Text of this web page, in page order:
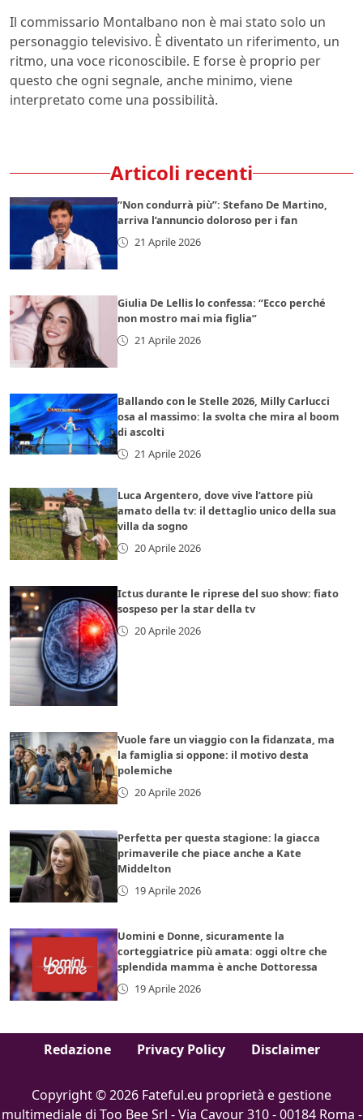
Il commissario Montalbano non è mai stato solo un
personaggio televisivo. È diventato un riferimento, un
ritmo, una voce riconoscibile. E forse è proprio per
questo che ogni segnale, anche minimo, viene
interpretato come una possibilità.
Articoli recenti
“Non condurrà più”: Stefano De Martino,
arriva l’annuncio doloroso per i fan
21 Aprile 2026
Giulia De Lellis lo confessa: “Ecco perché
non mostro mai mia figlia”
21 Aprile 2026
Ballando con le Stelle 2026, Milly Carlucci
osa al massimo: la svolta che mira al boom
di ascolti
21 Aprile 2026
Luca Argentero, dove vive l’attore più
amato della tv: il dettaglio unico della sua
villa da sogno
20 Aprile 2026
Ictus durante le riprese del suo show: fiato
sospeso per la star della tv
20 Aprile 2026
Vuole fare un viaggio con la fidanzata, ma
la famiglia si oppone: il motivo desta
polemiche
20 Aprile 2026
Perfetta per questa stagione: la giacca
primaverile che piace anche a Kate
Middelton
19 Aprile 2026
Uomini e Donne, sicuramente la
corteggiatrice più amata: oggi oltre che
splendida mamma è anche Dottoressa
19 Aprile 2026
Redazione Privacy Policy Disclaimer
Copyright © 2026 Fateful.eu proprietà e gestione
multimediale di Too Bee Srl - Via Cavour 310 - 00184 Roma -